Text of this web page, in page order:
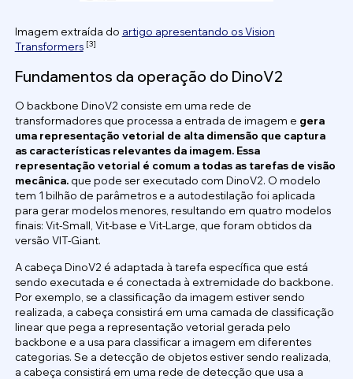
Imagem extraída do artigo apresentando os Vision
Transformers [3]
Fundamentos da operação do DinoV2
O backbone DinoV2 consiste em uma rede de
transformadores que processa a entrada de imagem e gera
uma representação vetorial de alta dimensão que captura
as características relevantes da imagem. Essa
representação vetorial é comum a todas as tarefas de visão
mecânica.que pode ser executado com DinoV2. O modelo
tem 1 bilhão de parâmetros e a autodestilação foi aplicada
para gerar modelos menores, resultando em quatro modelos
finais: Vit-Small, Vit-base e Vit-Large, que foram obtidos da
versão VIT-Giant.
A cabeça DinoV2 é adaptada à tarefa específica que está
sendo executada e é conectada à extremidade do backbone.
Por exemplo, se a classificação da imagem estiver sendo
realizada, a cabeça consistirá em uma camada de classificação
linear que pega a representação vetorial gerada pelo
backbone e a usa para classificar a imagem em diferentes
categorias. Se a detecção de objetos estiver sendo realizada,
a cabeça consistirá em uma rede de detecção que usa a